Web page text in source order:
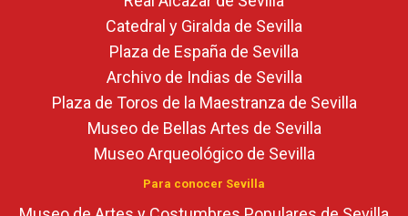
Catedral y Giralda de Sevilla
Plaza de España de Sevilla
Archivo de Indias de Sevilla
Plaza de Toros de la Maestranza de Sevilla
Museo de Bellas Artes de Sevilla
Museo Arqueológico de Sevilla
Para conocer Sevilla